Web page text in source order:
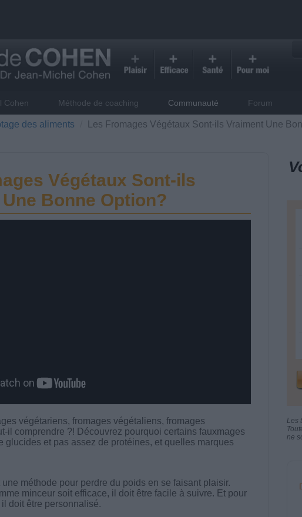
Cohen Méthode de coaching Communauté Forum
des aliments Les Fromages Végétaux Sont-ils Vraiment Une
Végétaux Sont-ils
Bonne Option?
végétariens, fromages végétaliens, fromages
il comprendre ?! Découvrez pourquoi certains fauxmages
glucides et pas assez de protéines, et quelles marques
méthode pour perdre du poids en se faisant plaisir.
minceur soit efficace, il doit être facile à suivre. Et pour
doit être personnalisé.
Les
ne